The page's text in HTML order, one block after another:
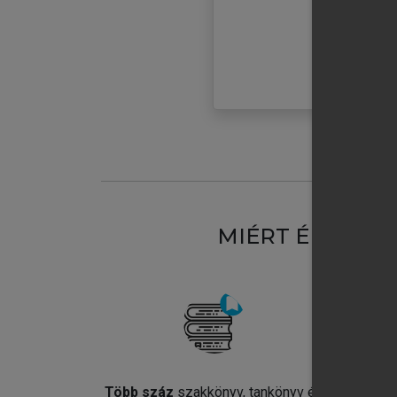
MIÉRT
Több száz szakkönyv, tankönyv és